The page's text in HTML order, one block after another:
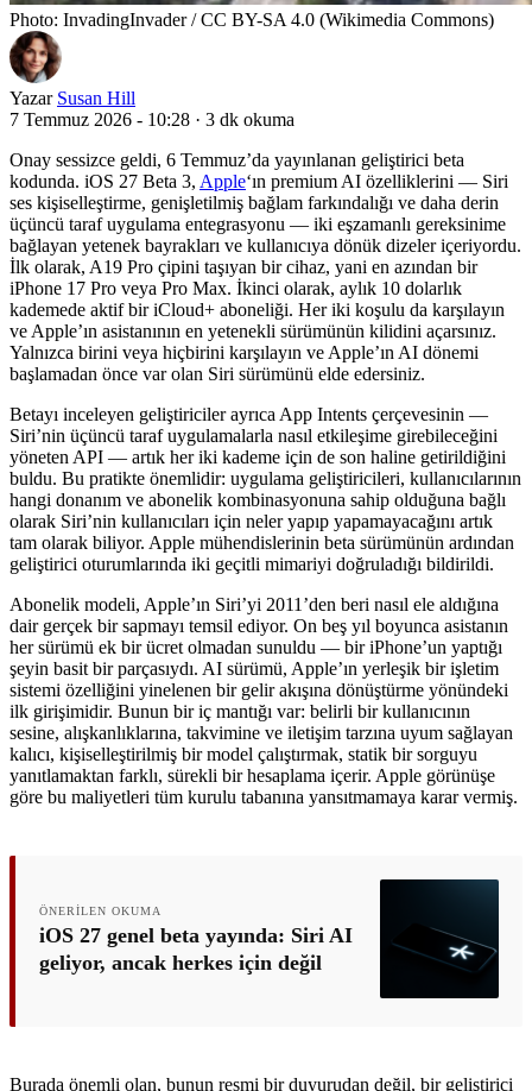
Photo: InvadingInvader / CC BY-SA 4.0 (Wikimedia Commons)
Yazar Susan Hill
7 Temmuz 2026 - 10:28 · 3 dk okuma
Onay sessizce geldi, 6 Temmuz’da yayınlanan geliştirici beta
kodunda. iOS 27 Beta 3, Apple‘ın premium AI özelliklerini — Siri
ses kişiselleştirme, genişletilmiş bağlam farkındalığı ve daha derin
üçüncü taraf uygulama entegrasyonu — iki eşzamanlı gereksinime
bağlayan yetenek bayrakları ve kullanıcıya dönük dizeler içeriyordu.
İlk olarak, A19 Pro çipini taşıyan bir cihaz, yani en azından bir
iPhone 17 Pro veya Pro Max. İkinci olarak, aylık 10 dolarlık
kademede aktif bir iCloud+ aboneliği. Her iki koşulu da karşılayın
ve Apple’ın asistanının en yetenekli sürümünün kilidini açarsınız.
Yalnızca birini veya hiçbirini karşılayın ve Apple’ın AI dönemi
başlamadan önce var olan Siri sürümünü elde edersiniz.
Betayı inceleyen geliştiriciler ayrıca App Intents çerçevesinin —
Siri’nin üçüncü taraf uygulamalarla nasıl etkileşime girebileceğini
yöneten API — artık her iki kademe için de son haline getirildiğini
buldu. Bu pratikte önemlidir: uygulama geliştiricileri, kullanıcılarının
hangi donanım ve abonelik kombinasyonuna sahip olduğuna bağlı
olarak Siri’nin kullanıcıları için neler yapıp yapamayacağını artık
tam olarak biliyor. Apple mühendislerinin beta sürümünün ardından
geliştirici oturumlarında iki geçitli mimariyi doğruladığı bildirildi.
Abonelik modeli, Apple’ın Siri’yi 2011’den beri nasıl ele aldığına
dair gerçek bir sapmayı temsil ediyor. On beş yıl boyunca asistanın
her sürümü ek bir ücret olmadan sunuldu — bir iPhone’un yaptığı
şeyin basit bir parçasıydı. AI sürümü, Apple’ın yerleşik bir işletim
sistemi özelliğini yinelenen bir gelir akışına dönüştürme yönündeki
ilk girişimidir. Bunun bir iç mantığı var: belirli bir kullanıcının
sesine, alışkanlıklarına, takvimine ve iletişim tarzına uyum sağlayan
kalıcı, kişiselleştirilmiş bir model çalıştırmak, statik bir sorguyu
yanıtlamaktan farklı, sürekli bir hesaplama içerir. Apple görünüşe
göre bu maliyetleri tüm kurulu tabanına yansıtmamaya karar vermiş.
ÖNERILEN OKUMA
iOS 27 genel beta yayında: Siri AI
geliyor, ancak herkes için değil
Burada önemli olan, bunun resmi bir duyurudan değil, bir geliştirici